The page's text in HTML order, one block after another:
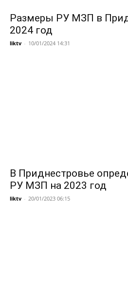
Размеры РУ МЗП в
2024 год
liktv - 10/01/2024 14:31
В Приднестровье
РУ МЗП на 2023 год
liktv - 20/01/2023 06:15